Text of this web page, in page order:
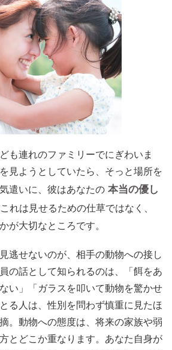
も連れのファミリーでにぎわいま
見ようとしていたら、そっと場所を
遣いに、彼はあなたの 本当の優し
れは見せるための仕草ではなく、
が大切なところです。
逃せないのが、相手の動物への接し
の話として知られるのは、「餌をあ
い」「ガラスを叩いて動物を驚かせ
る人は、性別を問わず慎重に見たほ
。動物への態度は、将来の家族や弱
とどこか重なります。あなた自身が